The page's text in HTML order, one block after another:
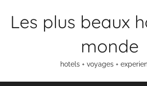
Les plus beaux
monde
hotels + voyages +